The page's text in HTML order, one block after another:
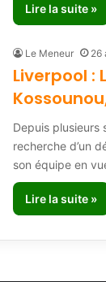
Lire la suite »
Le Meneur 26
Liverpool :
Depuis plusieurs
recherche d’un
son équipe en
Lire la suite »